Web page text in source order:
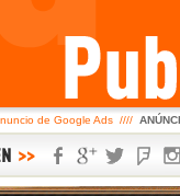
de Google Ads ////